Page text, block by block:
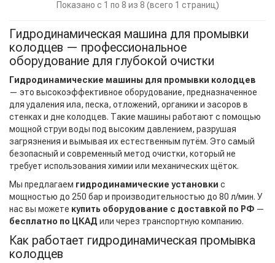
Показано с 1 по 8 из 8 (всего 1 страниц)
Гидродинамическая машина для промывки
колодцев — профессиональное
оборудование для глубокой очистки
Гидродинамические машины для промывки колодцев
— это высокоэффективное оборудование, предназначенное
для удаления ила, песка, отложений, органики и засоров в
стенках и дне колодцев. Такие машины работают с помощью
мощной струи воды под высоким давлением, разрушая
загрязнения и вымывая их естественным путём. Это самый
безопасный и современный метод очистки, который не
требует использования химии или механических щёток.
Мы предлагаем гидродинамические установки с
мощностью до 250 бар и производительностью до 80 л/мин. У
нас вы можете купить оборудование с доставкой по РФ —
бесплатно по ЦКАД или через транспортную компанию.
Как работает гидродинамическая промывка
колодцев